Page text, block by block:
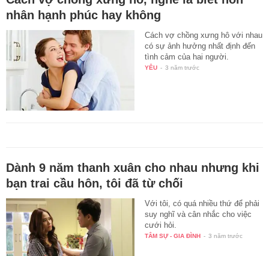
nhân hạnh phúc hay không
Cách vợ chồng xưng hô với nhau
có sự ảnh hưởng nhất định đến
tình cảm của hai người.
YÊU - 3 năm trước
Dành 9 năm thanh xuân cho nhau nhưng khi
bạn trai cầu hôn, tôi đã từ chối
Với tôi, có quá nhiều thứ để phải
suy nghĩ và cân nhắc cho việc
cưới hỏi.
TÂM SỰ - GIA ĐÌNH - 3 năm trước